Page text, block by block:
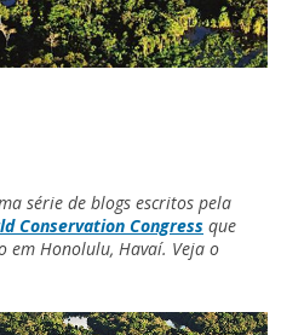
série de blogs escritos pela
Conservation Congress que
em Honolulu, Havaí. Veja o